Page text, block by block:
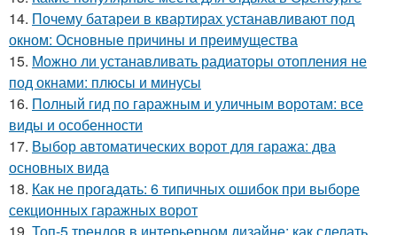
14. Почему батареи в квартирах устанавливают под
окном: Основные причины и преимущества
15. Можно ли устанавливать радиаторы отопления не
под окнами: плюсы и минусы
16. Полный гид по гаражным и уличным воротам: все
виды и особенности
17. Выбор автоматических ворот для гаража: два
основных вида
18. Как не прогадать: 6 типичных ошибок при выборе
секционных гаражных ворот